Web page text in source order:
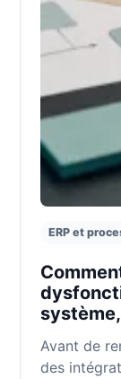
ERP et
Avant de
des